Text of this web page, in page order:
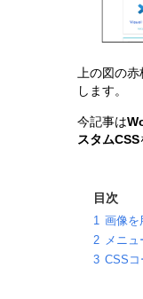
上の図の
します。
今記事は
スタムCSS
目次
1 画像を
2 メニ
3 CSSコ